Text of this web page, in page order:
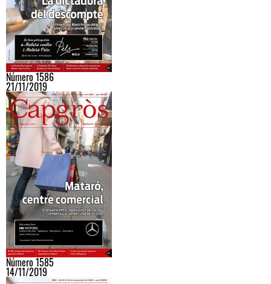
Número 1586
21/11/2019
Número 1585
14/11/2019